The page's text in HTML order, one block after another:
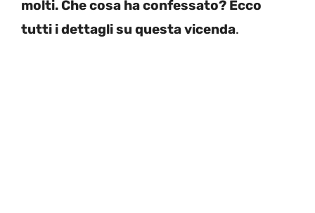
molti. Che cosa ha confessato? Ecco
tutti i dettagli su questa vicenda.